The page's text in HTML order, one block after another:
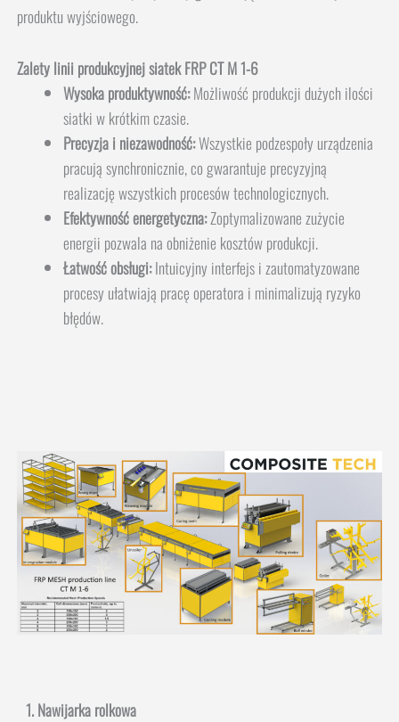
produktu wyjściowego.
Zalety linii produkcyjnej siatek FRP CT M 1-6
Wysoka produktywność:Możliwość produkcji dużych ilości
siatki w krótkim czasie.
Precyzja i niezawodność:Wszystkie podzespoły urządzenia
pracują synchronicznie, co gwarantuje precyzyjną
realizację wszystkich procesów technologicznych.
Efektywność energetyczna:Zoptymalizowane zużycie
energii pozwala na obniżenie kosztów produkcji.
Łatwość obsługi:Intuicyjny interfejs i zautomatyzowane
procesy ułatwiają pracę operatora i minimalizują ryzyko
błędów.
1. Nawijarka rolkowa